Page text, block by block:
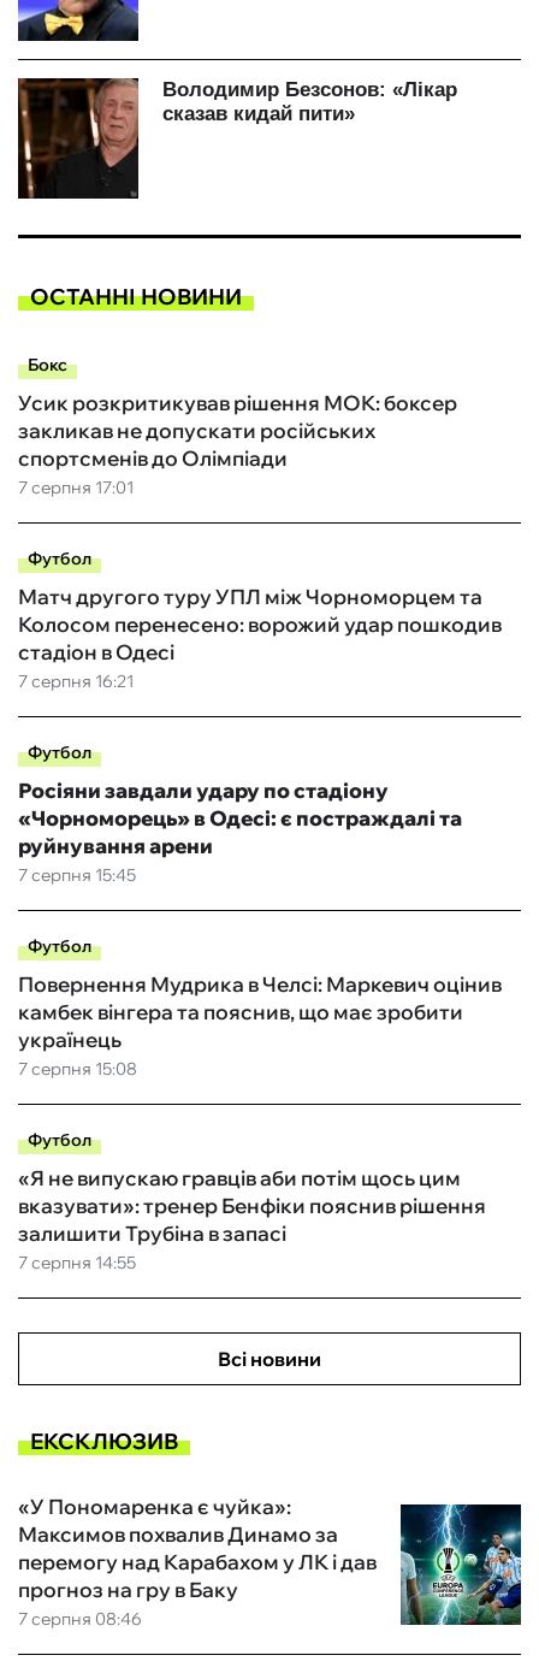
ОСТАННІ НОВИНИ
Бокс
7 серпня 17:01
Усик розкритикував рішення МОК: боксер
закликав не допускати російських
спортсменів до Олімпіади
Футбол
7 серпня 16:21
Матч другого туру УПЛ між Чорноморцем та
Колосом перенесено: ворожий удар пошкодив
стадіон в Одесі
Футбол
7 серпня 15:45
Росіяни завдали удару по стадіону
«Чорноморець» в Одесі: є постраждалі та
руйнування арени
Футбол
7 серпня 15:08
Повернення Мудрика в Челсі: Маркевич оцінив
камбек вінгера та пояснив, що має зробити
українець
Футбол
7 серпня 14:55
«Я не випускаю гравців аби потім щось цим
вказувати»: тренер Бенфіки пояснив рішення
залишити Трубіна в запасі
Всі новини
ЕКСКЛЮЗИВ
7 серпня 08:46
«У Пономаренка є чуйка»:
Максимов похвалив Динамо за
перемогу над Карабахом у ЛК і дав
прогноз на гру в Баку